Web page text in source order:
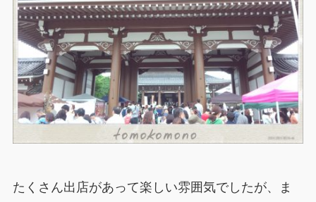
たくさん出店があって楽しい雰囲気でしたが、ま